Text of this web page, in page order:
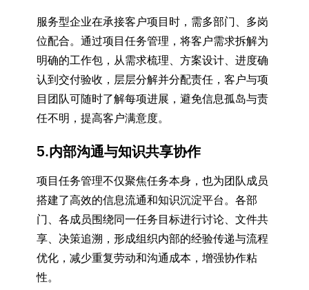
服务型企业在承接客户项目时，需多部门、多岗
位配合。通过项目任务管理，将客户需求拆解为
明确的工作包，从需求梳理、方案设计、进度确
认到交付验收，层层分解并分配责任，客户与项
目团队可随时了解每项进展，避免信息孤岛与责
任不明，提高客户满意度。
5.内部沟通与知识共享协作
项目任务管理不仅聚焦任务本身，也为团队成员
搭建了高效的信息流通和知识沉淀平台。各部
门、各成员围绕同一任务目标进行讨论、文件共
享、决策追溯，形成组织内部的经验传递与流程
优化，减少重复劳动和沟通成本，增强协作粘
性。